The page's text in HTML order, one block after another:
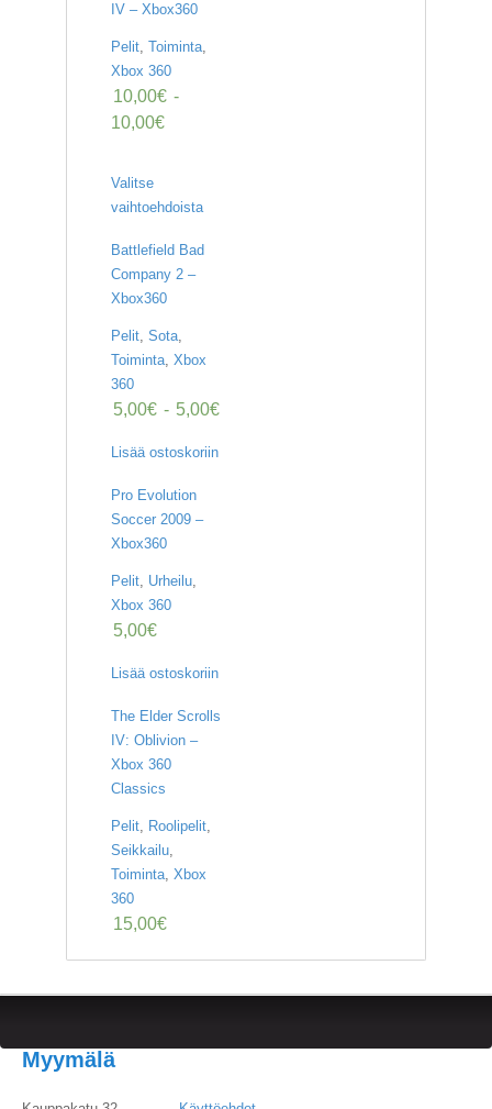
IV – Xbox360
Pelit, Toiminta,
Xbox 360
10,00€ -
10,00€
Valitse
vaihtoehdoista
Battlefield Bad
Company 2 –
Xbox360
Pelit, Sota,
Toiminta, Xbox
360
5,00€ - 5,00€
Lisää ostoskoriin
Pro Evolution
Soccer 2009 –
Xbox360
Pelit, Urheilu,
Xbox 360
5,00€
Lisää ostoskoriin
The Elder Scrolls
IV: Oblivion –
Xbox 360
Classics
Pelit, Roolipelit,
Seikkailu,
Toiminta, Xbox
360
15,00€
Myymälä